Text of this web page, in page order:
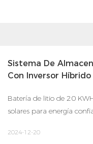
Sistema De
Con Inversor Híbrido
Batería de litio de 20
solares para energía
2024-12-20